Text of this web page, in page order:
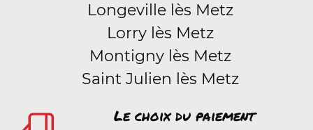
Longeville lès Metz
Lorry lès Metz
Montigny lès Metz
Saint Julien lès Metz
Le choix du paiement